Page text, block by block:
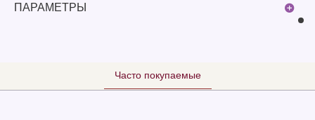
ПАРАМЕТРЫ
Часто покупаемые